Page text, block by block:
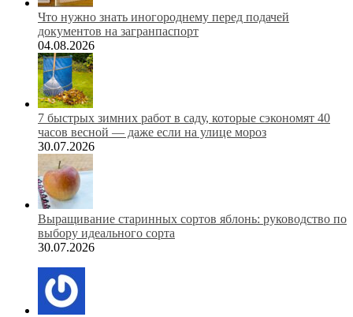
Что нужно знать иногороднему перед подачей
документов на загранпаспорт
04.08.2026
7 быстрых зимних работ в саду, которые сэкономят 40
часов весной — даже если на улице мороз
30.07.2026
Выращивание старинных сортов яблонь: руководство по
выбору идеального сорта
30.07.2026